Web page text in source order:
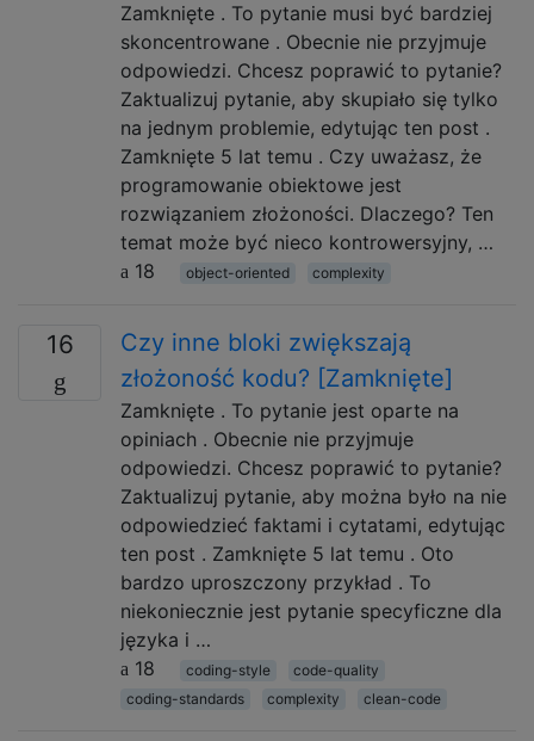
Zamknięte . To pytanie musi być bardziej
skoncentrowane . Obecnie nie przyjmuje
odpowiedzi. Chcesz poprawić to pytanie?
Zaktualizuj pytanie, aby skupiało się tylko
na jednym problemie, edytując ten post .
Zamknięte 5 lat temu . Czy uważasz, że
programowanie obiektowe jest
rozwiązaniem złożoności. Dlaczego? Ten
temat może być nieco kontrowersyjny, …
18
object-oriented complexity
16
Czy inne bloki zwiększają
złożoność kodu? [Zamknięte]
Zamknięte . To pytanie jest oparte na
opiniach . Obecnie nie przyjmuje
odpowiedzi. Chcesz poprawić to pytanie?
Zaktualizuj pytanie, aby można było na nie
odpowiedzieć faktami i cytatami, edytując
ten post . Zamknięte 5 lat temu . Oto
bardzo uproszczony przykład . To
niekoniecznie jest pytanie specyficzne dla
języka i …
18
coding-style
code-quality
coding-standards
complexity clean-code